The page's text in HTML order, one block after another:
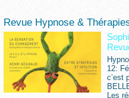
Revue Hypnose &
12:
c’est
Les